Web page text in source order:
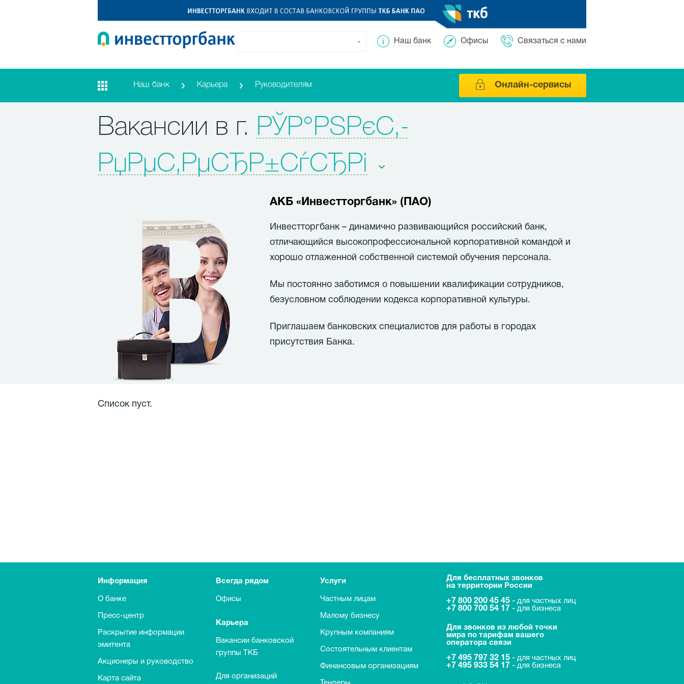
Наш банк Офисы Связаться с нами
Наш банк Карьера Руководителям Онлайн-сервисы
Вакансии в г. РЎР°РЅРєС‚-
РџРµС‚РµСЂР±СѓСЂРі
АКБ «Инвестторгбанк» (ПАО)
Инвестторгбанк – динамично развивающийся российский банк,
отличающийся высокопрофессиональной корпоративной командой и
хорошо отлаженной собственной системой обучения персонала.
Мы постоянно заботимся о повышении квалификации сотрудников,
безусловном соблюдении кодекса корпоративной культуры.
Приглашаем банковских специалистов для работы в городах
присутствия Банка.
Список пуст.
Информация
О банке
Пресс-центр
Раскрытие информации
эмитента
Акционеры и руководство
Карта сайта
Всегда рядом
Офисы
Карьера
Вакансии банковской
группы ТКБ
Для организаций
Услуги
Частным лицам
Малому бизнесу
Крупным компаниям
Состоятельным клиентам
Финансовым организациям
Для бесплатных звонков
на территории России
+7 800 200 45 45 - для частных лиц
+7 800 700 54 17 - для бизнеса
Для звонков из любой точки
мира по тарифам вашего
оператора связи
+7 495 797 32 15 - для частных лиц
+7 495 933 54 17 - для бизнеса